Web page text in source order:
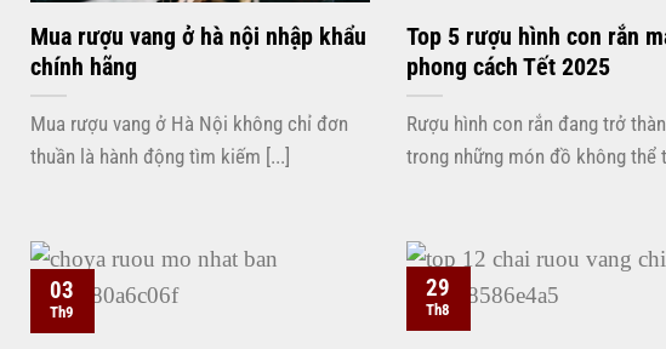
Mua rượu vang ở hà nội nhập khẩu
chính hãng
Mua rượu vang ở Hà Nội không chỉ đơn
thuần là hành động tìm kiếm [...]
Top 5 rượu hình con rắn
phong cách Tết 2025
Rượu hình con rắn đang trở
trong những món đồ không thể
03
Th9
29
Th8